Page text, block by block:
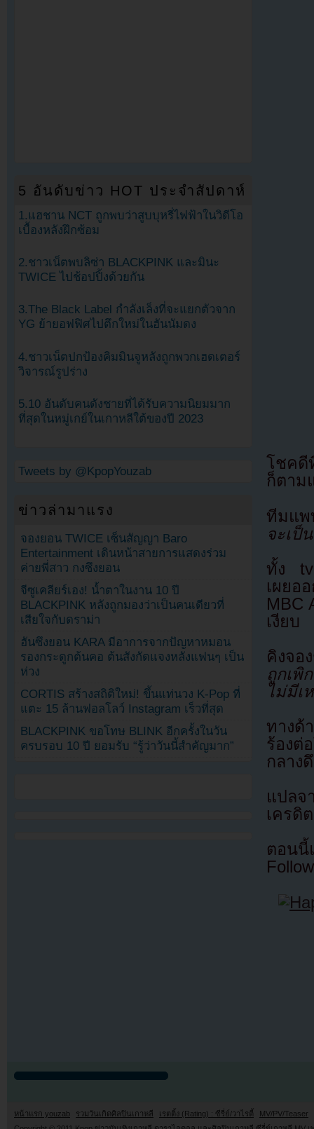
โชคดี
ก็ตาม
ทีมแ
จะเป็
ทั้ง
เผยอ
MBC
เงียบ
คิงจ
ถูกเพิ
ไม่มีเ
ทางด้
ร้องต่
กลาง
แปลจ
เครดิ
ตอนนี้
5 อันดับข่าว HOT ประจำสัปดาห์
1.แฮชาน NCT ถูกพบว่าสูบบุหรี่ไฟฟ้าในวิดีโอ
เบื้องหลังฝึกซ้อม
2.ชาวเน็ตพบลิซ่า BLACKPINK และมินะ
TWICE ไปช้อปปิ้งด้วยกัน
3.The Black Label กำลังเล็งที่จะแยกตัวจาก
YG ย้ายอฟฟิศไปตึกใหม่ในฮันนัมดง
4.ชาวเน็ตปกป้องคิมมินจูหลังถูกพวกเฮดเตอร์
วิจารณ์รูปร่าง
5.10 อันดับคนดังชายที่ได้รับความนิยมมาก
ที่สุดในหมู่เกย์ในเกาหลีใต้ของปี 2023
Tweets by @KpopYouzab
ข่าวล่ามาแรง
จองยอน TWICE เซ็นสัญญา Baro
Entertainment เดินหน้าสายการแสดงร่วม
ค่ายพี่สาว กงซึงยอน
จีซูเคลียร์เอง! น้ำตาในงาน 10 ปี
BLACKPINK หลังถูกมองว่าเป็นคนเดียวที่
เสียใจกับดราม่า
ฮันซึงยอน KARA มีอาการจากปัญหาหมอน
รองกระดูกต้นคอ ต้นสังกัดแจงหลังแฟนๆ เป็น
ห่วง
CORTIS สร้างสถิติใหม่! ขึ้นแท่นวง K-Pop ที่
แตะ 15 ล้านฟอลโลว์ Instagram เร็วที่สุด
BLACKPINK ขอโทษ BLINK อีกครั้งในวัน
ครบรอบ 10 ปี ยอมรับ “รู้ว่าวันนี้สำคัญมาก”
หน้าแรก youzab รวมวันเกิดศิลปินเกาหลี เรตติ้ง (Rating) : ซีรี่ย์/วาไรตี้
MV/PV/Teaser